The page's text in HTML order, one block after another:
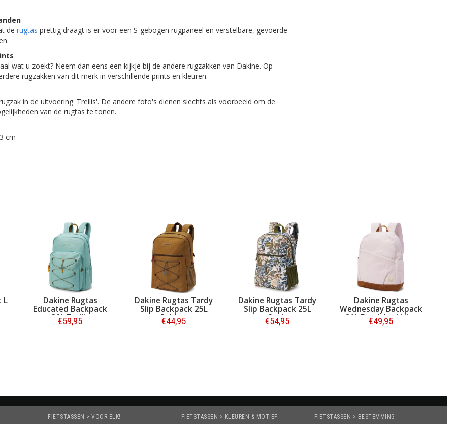
de rugtas prettig draagt is er voor een S-gebogen rugpaneel en verstelbare, gevoerde
wat u zoekt? Neem dan eens een kijkje bij de andere rugzakken van Dakine. Op
rugzakken van dit merk in verschillende prints en kleuren.
in de uitvoering 'Trellis'. De andere foto's dienen slechts als voorbeeld om de
van de rugtas te tonen.
cm
L
Dakine Rugtas
Educated Backpack
30L Trellis
€59,95
Dakine Rugtas Tardy
Slip Backpack 25L
Rubber
€44,95
Dakine Rugtas Tardy
Slip Backpack 25L
Oasis
€54,95
Dakine Rugtas
Wednesday Backpack
21L Burnished Lilac
€49,95
FIETSTASSEN > VOOR ELK! FIETSTASSEN > KLEUREN & MOTIEF FIETSTASSEN > BESTEMMING